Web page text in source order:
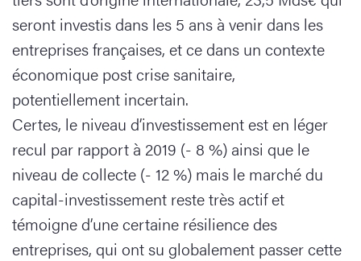
seront investis dans les 5 ans à venir dans les
entreprises françaises, et ce dans un contexte
économique post crise sanitaire,
potentiellement incertain.
Certes, le niveau d’investissement est en léger
recul par rapport à 2019 (- 8 %) ainsi que le
niveau de collecte (- 12 %) mais le marché du
capital-investissement reste très actif et
témoigne d’une certaine résilience des
entreprises, qui ont su globalement passer cette